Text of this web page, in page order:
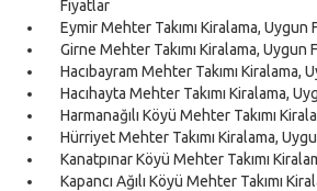
Fiyatlar
Eymir Mehter Takımı Kiralama, Uygun
Girne Mehter Takımı Kiralama, Uygun
Hacıbayram Mehter Takımı Kiralama,
Hacıhayta Mehter Takımı Kiralama,
Harmanağılı Köyü Mehter Takımı
Hürriyet Mehter Takımı Kiralama,
Kanatpınar Köyü Mehter Takımı
Kapancı Ağılı Köyü Mehter Takımı